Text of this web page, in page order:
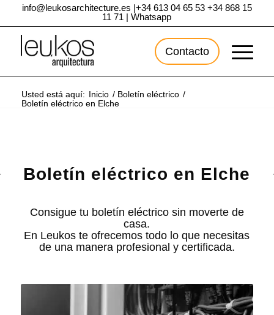
info@leukosarchitecture.es |+34 613 04 65 53 +34 868 15
11 71 |Whatsapp
Contacto
Usted está aquí: Inicio / Boletín eléctrico /
Boletín eléctrico en Elche
Boletín eléctrico en Elche
Consigue tu boletín eléctrico sin moverte de
casa.
En Leukos te ofrecemos todo lo que necesitas
de una manera profesional y certificada.